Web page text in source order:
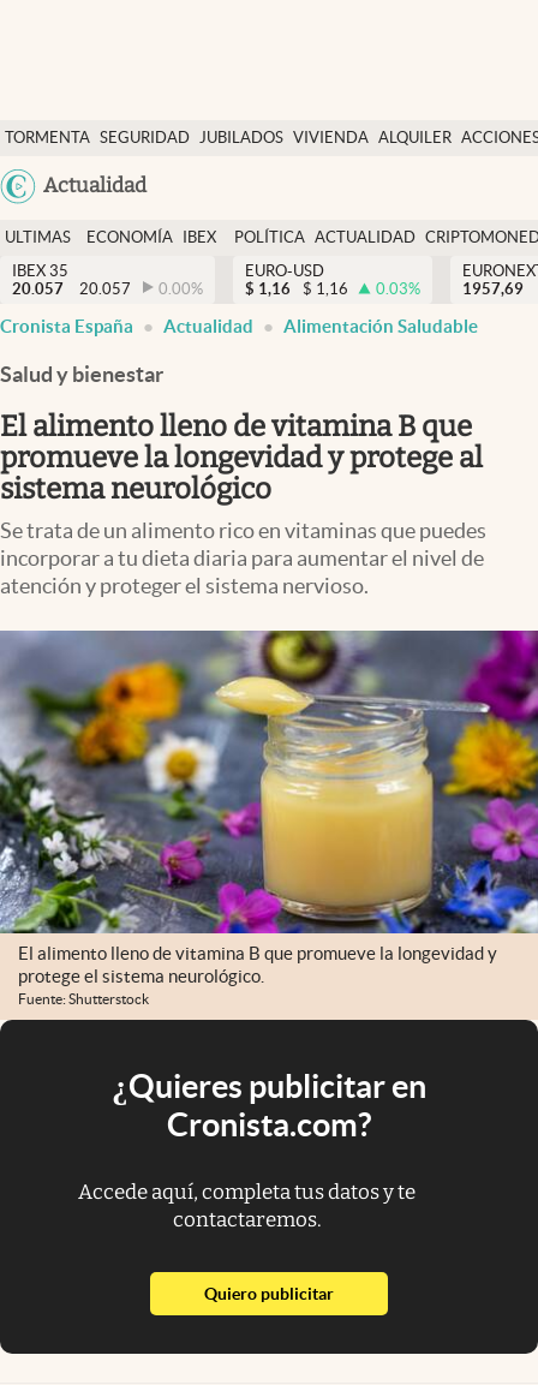
TORMENTA SEGURIDAD JUBILADOS VIVIENDA ALQUILER
USA
Colombia
Actualidad
Economía y finanzas
Política
Actualidad
Criptomonedas
España
ULTIMAS
NOTICIAS
ECONOMÍA
FINANZAS
IBEX
EURO
POLÍTICA ACTUALIDAD
IBEX 35
20.057
20.057 0.00%
EURO-USD
$ 1,16 $ 1,16 0.03%
1957,69
Cronista España Actualidad Alimentación Saludable
Salud y bienestar
El alimento lleno de vitamina B que
promueve la longevidad y protege al
sistema neurológico
Se trata de un alimento rico en vitaminas que puedes
incorporar a tu dieta diaria para aumentar el nivel de
atención y proteger el sistema nervioso.
El alimento lleno de vitamina B que promueve la longevidad y
protege el sistema neurológico.
Fuente: Shutterstock
¿Quieres publicitar en
Cronista.com?
Accede aquí, completa tus datos y te
contactaremos.
Quiero publicitarabre en nueva pestaña